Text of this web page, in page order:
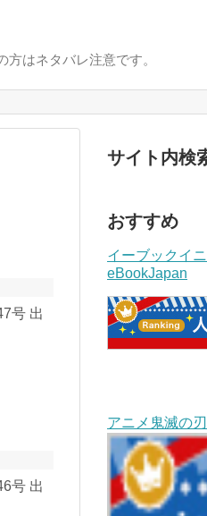
はネタバレ注意です。
号 出
号 出
サイト内検
おすすめ
イーブックイ
eBookJapan
アニメ鬼滅の